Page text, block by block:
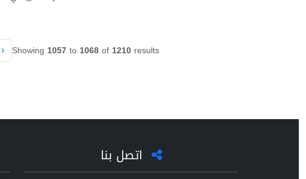
Showing 1057to 1068of 1210 results
‹
اتصل بنا